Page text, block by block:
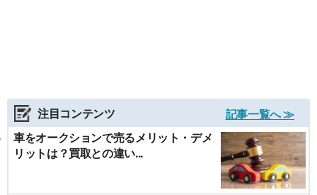
注目コンテンツ
記事一覧へ ≫
車をオークションで売るメリット・デメ
リットは？買取との違い...